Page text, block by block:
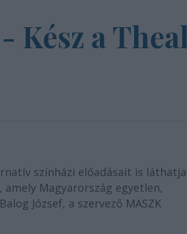
Kész a
színházi előadásait is láthatja
Magyarország egyetlen,
József, a szervező MASZK